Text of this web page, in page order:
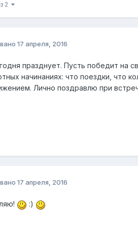
2
17 апреля, 2016
празднует. Пусть победит на
начинаниях: что поездки, что
Лично поздравлю при
17 апреля, 2016
:)